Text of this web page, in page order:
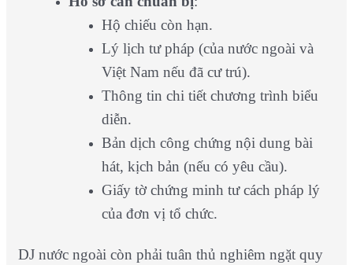
Hộ chiếu còn hạn.
Lý lịch tư pháp (của nước ngoài và
Việt Nam nếu đã cư trú).
Thông tin chi tiết chương trình biểu
diễn.
Bản dịch công chứng nội dung bài
hát, kịch bản (nếu có yêu cầu).
Giấy tờ chứng minh tư cách pháp lý
của đơn vị tổ chức.
DJ nước ngoài còn phải tuân thủ nghiêm ngặt quy